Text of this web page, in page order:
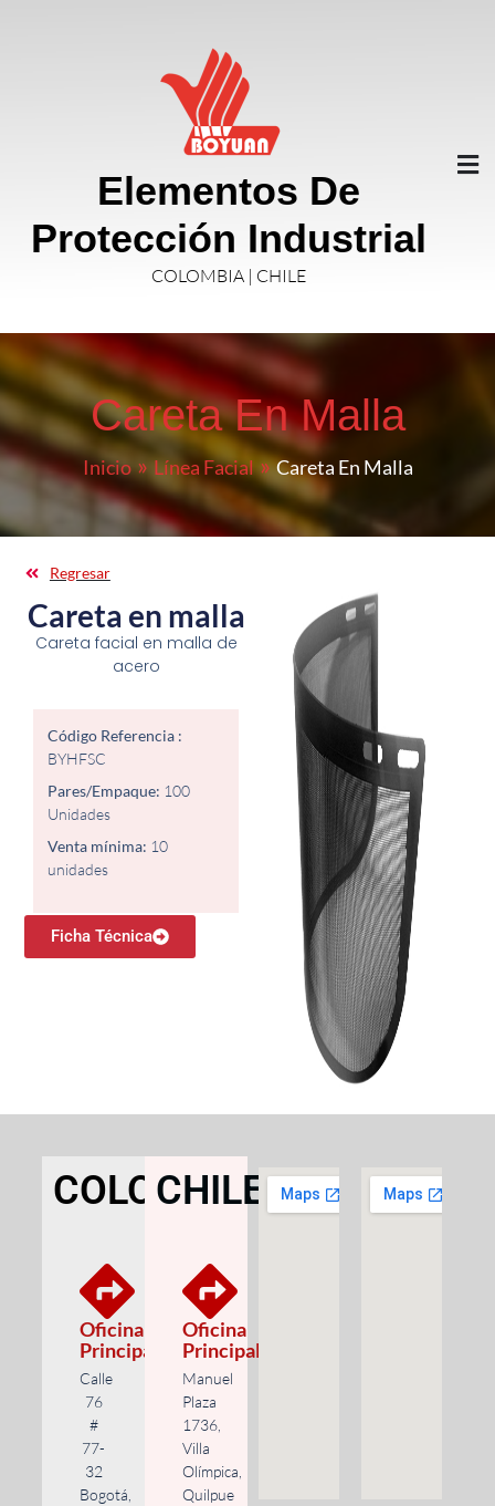
Elementos De
Protección Industrial
COLOMBIA | CHILE
Careta En Malla
Inicio Línea Facial Careta En Malla
Careta en malla
Careta facial en malla de
acero
Código Referencia :
BYHFSC
Pares/Empaque: 100
Unidades
Venta mínima: 10
unidades
Ficha Técnica
Regresar
COLOMBIA
Oficina
Principal
Calle
76
#
77-
32
Bogotá,
CHILE
Oficina
Principal
Manuel
Plaza
1736,
Villa
Olímpica,
Quilpue